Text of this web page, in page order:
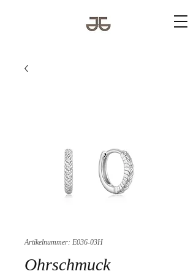
Artikelnummer: E036-03H
Ohrschmuck